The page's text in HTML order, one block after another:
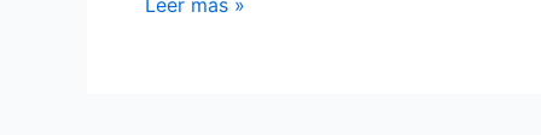
Leer más »